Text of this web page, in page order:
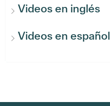
Videos en inglés
Videos en español